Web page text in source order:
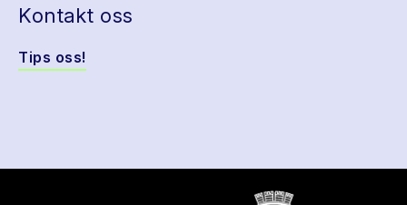
Kontakt oss
Tips oss!